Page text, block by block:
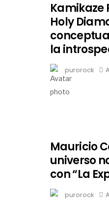
Kamikaze
Holy
la
purorock
Mauricio
universo
con “La
purorock